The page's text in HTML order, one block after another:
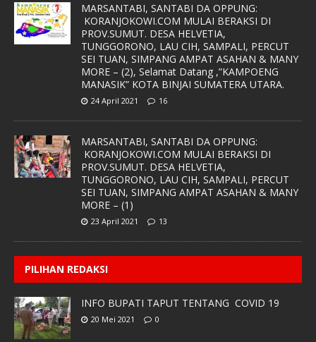
MARSANTABI, SANTABI DA OPPUNG:
KORANJOKOWI.COM MULAI BERAKSI DI
PROV.SUMUT. DESA HELVETIA,
TUNGGORONO, LAU CIH, SAMPALI, PERCUT
SEI TUAN, SIMPANG AMPAT ASAHAN & MANY
MORE – (2), Selamat Datang ,”KAMPOENG
MANASIK” KOTA BINJAI SUMATERA UTARA.
24 April 2021 16
MARSANTABI, SANTABI DA OPPUNG:
KORANJOKOWI.COM MULAI BERAKSI DI
PROV.SUMUT. DESA HELVETIA,
TUNGGORONO, LAU CIH, SAMPALI, PERCUT
SEI TUAN, SIMPANG AMPAT ASAHAN & MANY
MORE – (1)
23 April 2021 13
PILIHAN REDAKSI
INFO BUPATI TAPUT TENTANG COVID 19
20 Mei 2021 0